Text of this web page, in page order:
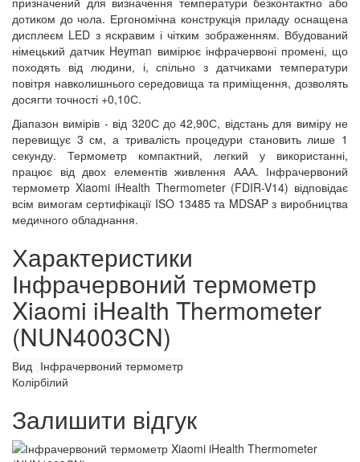
дотиком до чола. Ергономічна конструкція приладу оснащена
дисплеєм LED з яскравим і чітким зображенням. Вбудований
німецький датчик Heyman вимірює інфрачервоні промені, що
походять від людини, і, спільно з датчиками температури
повітря навколишнього середовища та приміщення, дозволять
досягти точності +0,10С.
Діапазон вимірів - від 320С до 42,90С, відстань для виміру не
перевищує 3 см, а тривалість процедури становить лише 1
секунду. Термометр компактний, легкий у використанні,
працює від двох елементів живлення ААА. Інфрачервоний
термометр Xiaomi iHealth Thermometer (FDIR-V14) відповідає
всім вимогам сертифікації ISO 13485 та MDSAP з виробництва
медичного обладнання.
Характеристики
Інфрачервоний термометр
Xiaomi iHealth Thermometer
(NUN4003CN)
Вид Інфрачервоний термометр
Колірбілий
Залишити відгук